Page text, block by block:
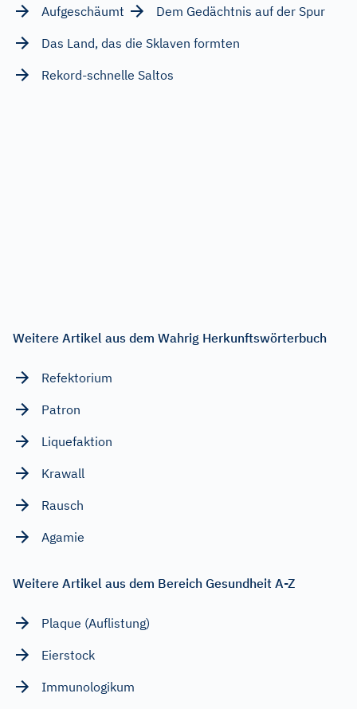
Aufgeschäumt
Dem Gedächtnis auf der Spur
Das Land, das die Sklaven formten
Rekord-schnelle Saltos
Weitere Artikel aus dem Wahrig Herkunftswörterbuch
Refektorium
Patron
Liquefaktion
Krawall
Rausch
Agamie
Weitere Artikel aus dem Bereich Gesundheit A-Z
Plaque (Auflistung)
Eierstock
Immunologikum